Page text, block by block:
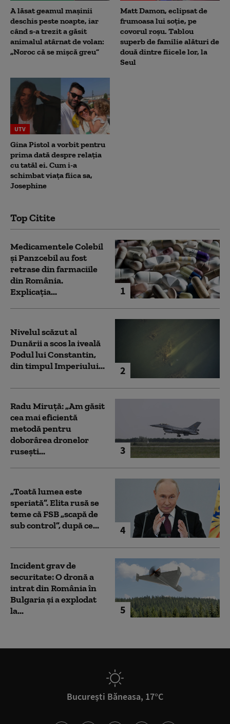
A lăsat geamul mașinii
deschis peste noapte, iar
când s-a trezit a găsit
animalul atârnat de volan:
„Noroc că se mișcă greu”
Matt Damon, eclipsat de
frumoasa lui soție, pe
covorul roșu. Tablou
superb de familie alături de
două dintre fiicele lor, la
Seul
UTV
Gina Pistol a vorbit pentru
prima dată despre relația
cu tatăl ei. Cum i-a
schimbat viața fiica sa,
Josephine
Top Citite
1
Medicamentele Colebil
și Panzcebil au fost
retrase din farmaciile
din România.
Explicația...
2
Nivelul scăzut al
Dunării a scos la iveală
Podul lui Constantin,
din timpul Imperiului...
3
Radu Miruță: „Am găsit
cea mai eficientă
metodă pentru
doborârea dronelor
rusești...
4
„Toată lumea este
speriată”. Elita rusă se
teme că FSB „scapă de
sub control”, după ce...
5
Incident grav de
securitate: O dronă a
intrat din România în
Bulgaria şi a explodat
la...
București Băneasa, 17°C